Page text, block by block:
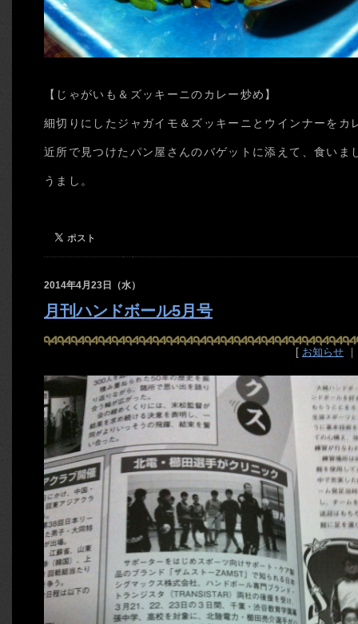
【じゃがいも＆ズッキーニのカレー炒め】
細切りにしたジャガイモ＆ズッキーニとウインナーをカ
近所で見つけたパン屋さんのバゲットに添えて、食いま
うまし。
2014年4月23日（水）
月刊ハンドボール5月号
[ お知らせ